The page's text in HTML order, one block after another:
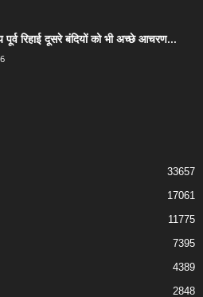
पूर्व रिहाई दूसरे बंदियों को भी अच्छे आचरण...
33657
17061
11775
7395
4389
2848